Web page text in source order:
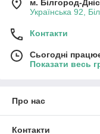
м. Білгород-
Українська 92,
Контакти
Сьогодні
Показати весь
Про нас
Контакти